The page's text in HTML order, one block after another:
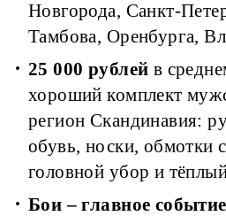
Новгорода, Санкт-
Тамбова, Оренбурга,
25 000 рублей в
хороший комплект
регион Скандинавия:
обувь, носки, обмотки
головной убор и
Бои – главное